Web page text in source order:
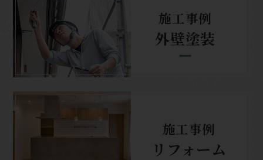
施工事例
外壁塗装
施工事例
リフォーム